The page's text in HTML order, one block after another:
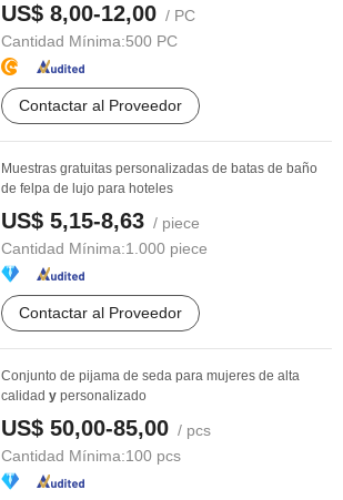
US$ 8,00-12,00 / PC
Cantidad Mínima:500 PC
Contactar al Proveedor
Muestras gratuitas personalizadas de batas de baño
de felpa de lujo para hoteles
US$ 5,15-8,63 / piece
Cantidad Mínima:1.000 piece
Contactar al Proveedor
Conjunto de pijama de seda para mujeres de alta
calidad y personalizado
US$ 50,00-85,00 / pcs
Cantidad Mínima:100 pcs